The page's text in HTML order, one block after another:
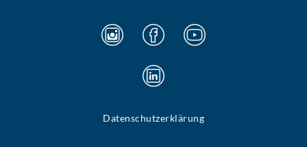
Datenschutzerklärung